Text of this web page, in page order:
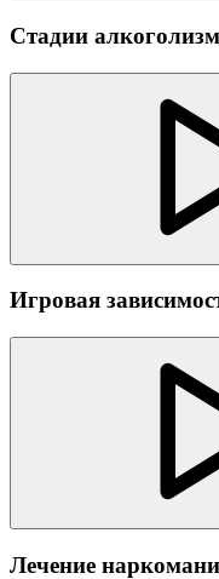
Стадии
Игровая
Лечение